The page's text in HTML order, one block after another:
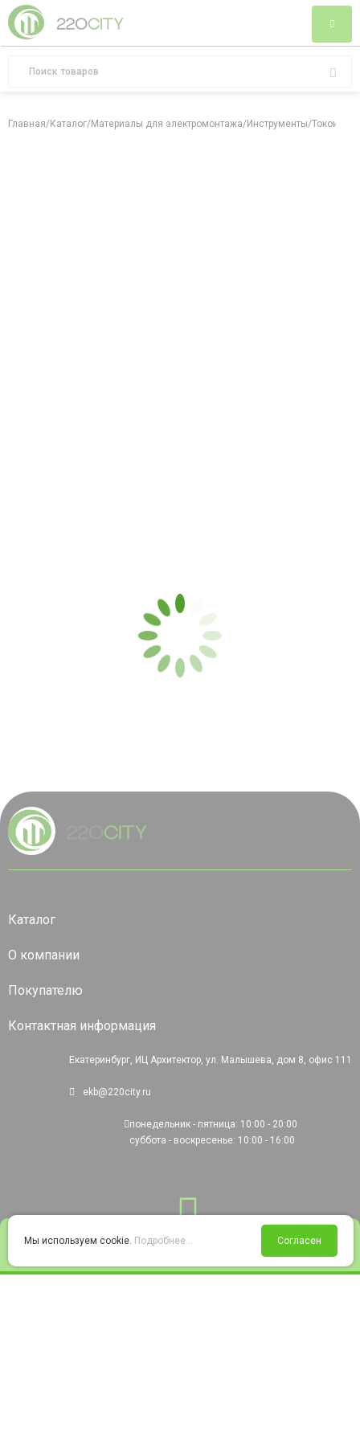
Войти Избранное Корзина
Главная/Каталог/Материалы для электромонтажа/Инструменты/
Каталог
О компании
Покупателю
Контактная информация
Екатеринбург, ИЦ Архитектор, ул. Малышева, дом 8, офис 111
ekb@220city.ru
понедельник - пятница: 10:00 - 20:00
суббота - воскресенье: 10:00 - 16:00
Мы используем cookie. Подробнее... Согласен